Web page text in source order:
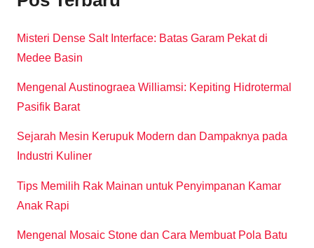
Misteri Dense Salt Interface: Batas Garam Pekat di
Medee Basin
Mengenal Austinograea Williamsi: Kepiting Hidrotermal
Pasifik Barat
Sejarah Mesin Kerupuk Modern dan Dampaknya pada
Industri Kuliner
Tips Memilih Rak Mainan untuk Penyimpanan Kamar
Anak Rapi
Mengenal Mosaic Stone dan Cara Membuat Pola Batu